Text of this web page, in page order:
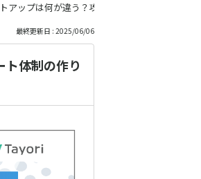
アップは何が違う？攻めに集中できるカスタマ
最終更新日 : 2025/06/06
体制の作り